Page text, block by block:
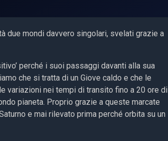
due mondi davvero singolari, svelati grazie a
perché i suoi passaggi davanti alla sua
che si tratta di un Giove caldo e che le
variazioni nei tempi di transito fino a 20 ore di
pianeta. Proprio grazie a queste marcate
e mai rilevato prima perché orbita su un